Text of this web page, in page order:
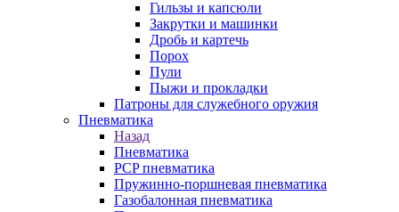
Гильзы и капсюли
Закрутки и машинки
Дробь и картечь
Порох
Пули
Пыжи и прокладки
Патроны для служебного оружия
Пневматика
Назад
Пневматика
PCP пневматика
Пружинно-поршневая пневматика
Газобалонная пневматика